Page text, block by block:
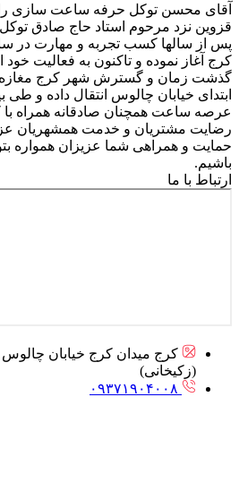
قزوین نزد مرحوم استاد حاج صادق
کرج آغاز نموده و تاکنون به فعالیت خود
گذشت زمان و گسترش شهر کرج مغازه
ابتدای خیابان چالوس انتقال داده و طی
عرصه ساعت همچنان صادقانه همراه با
رضایت مشتریان و خدمت همشهریان
حمایت و همراهی شما عزیزان همواره
باشیم.
ارتباط با ما
کرج میدان کرج خیابان
(زکیخانی)
۰۹۳۷۱۹۰۴۰۰۸